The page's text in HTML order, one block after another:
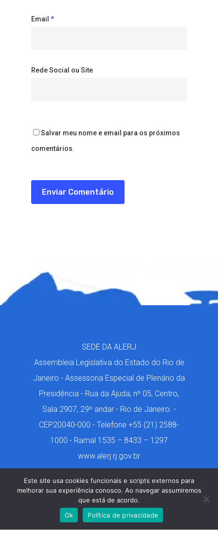
Email *
Rede Social ou Site
Salvar meu nome e email para os próximos
comentários.
SEDE DA ALERJ
Assembleia Legislativa do Estado do Rio de
Janeiro - Assessoria Especial de Plenário da
Presidência - Rua da Ajuda, nº 05, Centro,
Sala 2907, 29º andar - Rio de Janeiro. -
CEP20040-000 - Telefone +55 (21) 2588-
1000 - Ramal 1535 – 8433 – 1297
www.alerj.rj.gov.br
Márcio de Castro. 2001-2024. Todos os Direitos
Este site usa cookies funcionais e scripts externos para
melhorar sua experiência conosco. Ao navegar assumiremos
que está de acordo.
Ok
Política de privacidade